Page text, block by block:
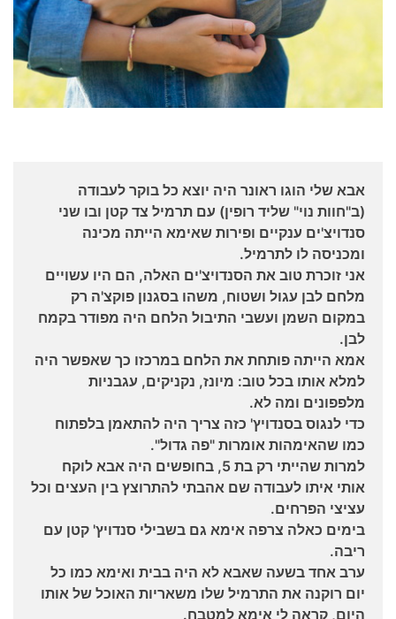
אבא שלי הוגו ראונר היה יוצא כל בוקר לעבודה
(ב"חוות נוי" שליד רופין) עם תרמיל צד קטן ובו שני
סנדויצ'ים ענקיים ופירות שאימא הייתה מכינה
ומכניסה לו לתרמיל.
אני זוכרת טוב את הסנדויצ'ים האלה, הם היו עשויים
מלחם לבן עגול ושטוח, משהו בסגנון פוקצ'ה רק
במקום השמן ועשבי התיבול הלחם היה מפודר בקמח
לבן.
אמא הייתה פותחת את הלחם במרכזו כך שאפשר היה
למלא אותו בכל טוב: מיונז, נקניקים, עגבניות
מלפפונים ומה לא.
כדי לנגוס בסנדויץ' כזה צריך היה להתאמן בלפתוח
כמו שהאימהות אומרות "פה גדול".
למרות שהייתי רק בת 5, בחופשים היה אבא לוקח
אותי איתו לעבודה שם אהבתי להתרוצץ בין העצים וכל
עציצי הפרחים.
בימים כאלה צרפה אימא גם בשבילי סנדויץ' קטן עם
ריבה.
ערב אחד בשעה שאבא לא היה בבית ואימא כמו כל
יום רוקנה את התרמיל שלו משאריות האוכל של אותו
היום, קראה לי אימא למטבח.